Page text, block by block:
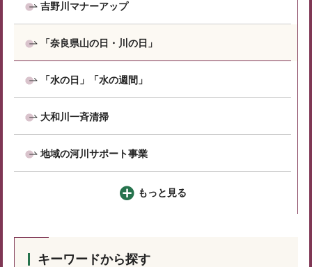
吉野川マナーアップ
「奈良県山の日・川の日」
「水の日」「水の週間」
大和川一斉清掃
地域の河川サポート事業
もっと見る
キーワードから探す